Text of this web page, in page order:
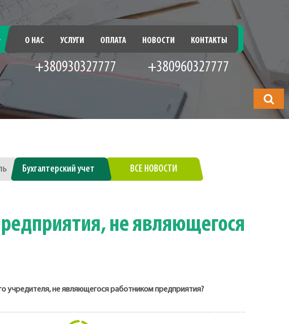
будете
О НАС УСЛУГИ ОПЛАТА НОВОСТИ КОНТАКТЫ
+380930327777 +380960327777
Бухгалтерский учет ВСЕ НОВОСТИ
не являющегося
учредителя, не являющегося работником предприятия?